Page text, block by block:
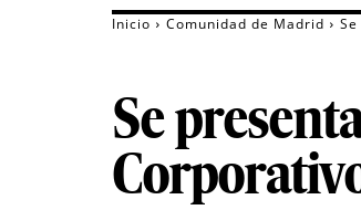
Inicio Comunidad de Madrid
Se